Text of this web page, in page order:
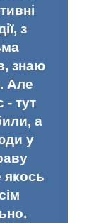
з
знаю
Але
- тут
а
у
якось